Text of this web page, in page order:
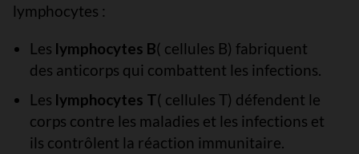
lymphocytes :
Les lymphocytes B( cellules B) fabriquent
des anticorps qui combattent les infections.
Les lymphocytes T( cellules T) défendent le
corps contre les maladies et les infections et
ils contrôlent la réaction immunitaire.